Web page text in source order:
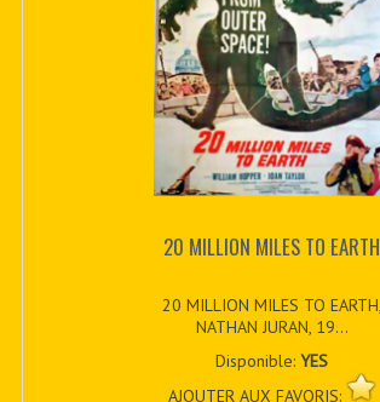
20 MILLION MILES TO EARTH
20 MILLION MILES TO EARTH,
NATHAN JURAN, 19...
Disponible:YES
AJOUTER AUX FAVORIS: